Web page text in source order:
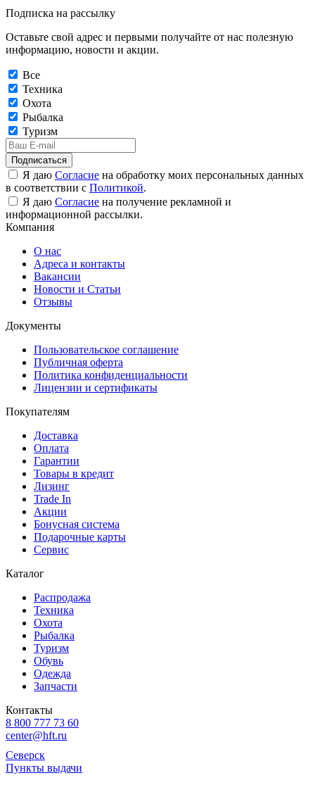
Подписка на рассылку
Оставьте свой адрес и первыми получайте от нас полезную
информацию, новости и акции.
Все
Техника
Охота
Рыбалка
Туризм
Подписаться
Я даю Согласие на обработку моих персональных данных
в соответствии с Политикой.
Я даю Согласие на получение рекламной и
информационной рассылки.
Компания
О нас
Адреса и контакты
Вакансии
Новости и Статьи
Отзывы
Документы
Пользовательское соглашение
Публичная оферта
Политика конфиденциальности
Лицензии и сертификаты
Покупателям
Доставка
Оплата
Гарантии
Товары в кредит
Лизинг
Trade In
Акции
Бонусная система
Подарочные карты
Сервис
Каталог
Распродажа
Техника
Охота
Рыбалка
Туризм
Обувь
Одежда
Запчасти
Контакты
8 800 777 73 60
center@hft.ru
Северск
Пункты выдачи